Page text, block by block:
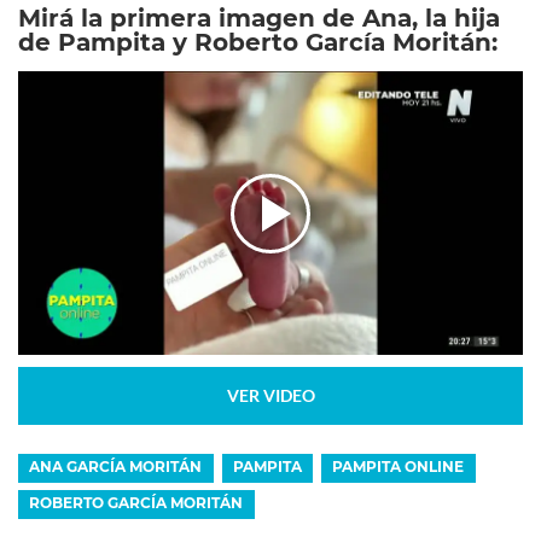
Mirá la primera imagen de Ana, la hija
de Pampita y Roberto García Moritán:
VER VIDEO
ANA GARCÍA MORITÁN PAMPITA PAMPITA ONLINE
ROBERTO GARCÍA MORITÁN